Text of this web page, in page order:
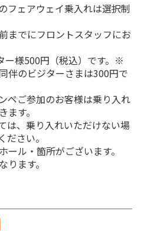
フェアウェイ乗入れは選択制
までにフロントスタッフにお
ー様500円（税込）です。※
伴のビジターさまは300円で
ペご参加のお客様は乗り入れ
す。
は、乗り入れいただけない場
さい。
ル・箇所がございます。
ます。